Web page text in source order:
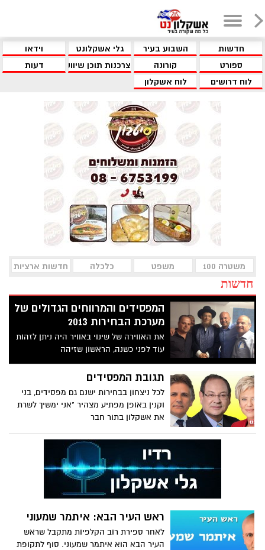
חדשות השבוע בעיר גלי אשקלונט
וידאו
ספורט
קורונה צרכנות תוכן שיווקי
דעות
לוח דרושים
לוח אשקלון
משטרה 100 משפט כלכלה חדשות ארציות
חדשות
המפסידים והמרווחים הגדולים של
מערכת הבחירות 2013
את האווירה של שינוי באוויר היה ניתן לזהות
עוד לפני כשנה, הראשון שזיהה
את הפוטנציאל הוא שליחו של הרב
תגובת המפסידים
לכל ניצחון בבחירות ישנם גם מפסידים, בני
וקנין באופן מפתיע מצהיר "אני ימשיך לשרת
את אשקלון בתור חבר
ראש העיר הבא: איתמר שמעוני
לאחר ספירת רוב הקלפיות מתקבל שראש
העיר הבא הוא איתמר שמעוני. סוף לתקופת